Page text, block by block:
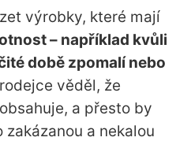
výrobky, které mají
– například kvůli
době zpomalí nebo
věděl, že
a přesto by
a nekalou